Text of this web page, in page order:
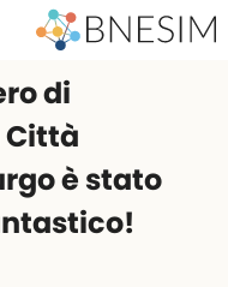
di
Città
è stato